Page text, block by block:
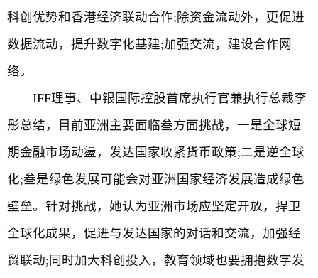
科创优势和香港经济联动合作;除资金流动外，更促进
数据流动，提升数字化基建;加强交流，建设合作网
络。
IFF理事、中银国际控股首席执行官兼执行总裁李
彤总结，目前亚洲主要面临叁方面挑战，一是全球短
期金融市场动盪，发达国家收紧货币政策;二是逆全球
化;叁是绿色发展可能会对亚洲国家经济发展造成绿色
壁垒。针对挑战，她认为亚洲市场应坚定开放，捍卫
全球化成果，促进与发达国家的对话和交流，加强经
贸联动;同时加大科创投入，教育领域也要拥抱数字发